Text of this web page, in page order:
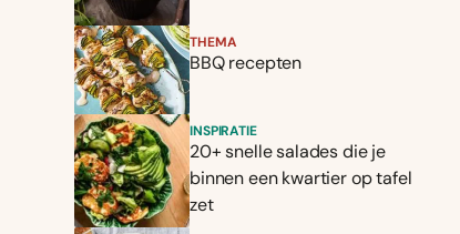
THEMA
BBQ recepten
INSPIRATIE
20+ snelle salades die je
binnen een kwartier op tafel
zet